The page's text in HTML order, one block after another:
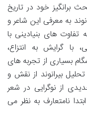
برانگیز خود در تاریخ
به معرفی این شاعر و
های بنیادینی با
با گرایش به انتزاع،
بسیاری از تجربه های
بیرانوند از نقش و
از نوگرایی در شعر
نامتعارف به نظر می